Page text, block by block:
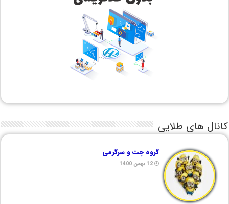
کانال های طلایی
گروه چت و سرگرمی
12 بهمن 1400